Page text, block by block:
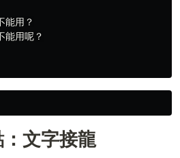
用？
用呢？
文字接龍